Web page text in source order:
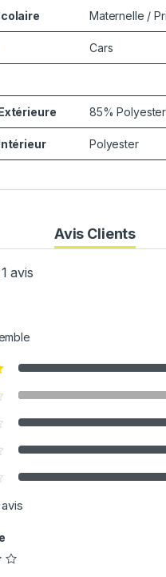
Maternelle /
Cars
85% Polyester
Polyester
Avis Clients
avis